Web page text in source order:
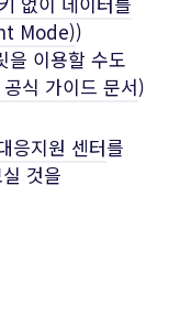
Mode))
을 이용할 수도
식 가이드 문서)
응지원 센터를
것을